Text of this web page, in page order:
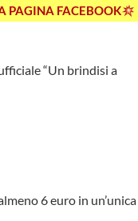
PAGINA FACEBOOK
“Un brindisi a
6 euro in un’unica